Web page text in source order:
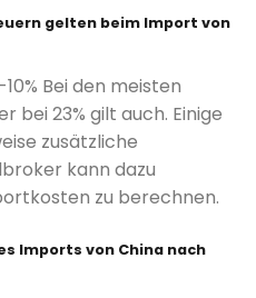
gelten beim Import von
Bei den meisten
bei 23% gilt auch. Einige
zusätzliche
kann dazu
zu berechnen.
Imports von China nach